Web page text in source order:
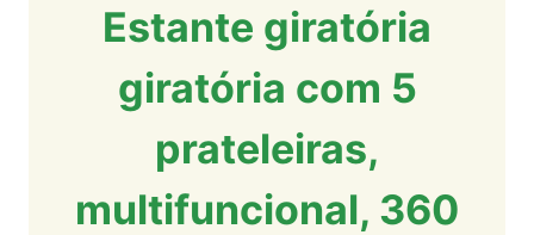
Estante giratória
giratória com 5
prateleiras,
multifuncional, 360